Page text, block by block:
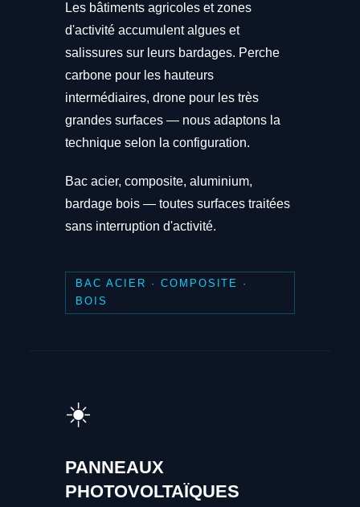
Les bâtiments agricoles et zones
d'activité accumulent algues et
salissures sur leurs bardages. Perche
carbone pour les hauteurs
intermédiaires, drone pour les très
grandes surfaces — nous adaptons la
technique selon la configuration.
Bac acier, composite, aluminium,
bardage bois — toutes surfaces traitées
sans interruption d'activité.
BAC ACIER · COMPOSITE ·
BOIS
☀️
PANNEAUX
PHOTOVOLTAÏQUES